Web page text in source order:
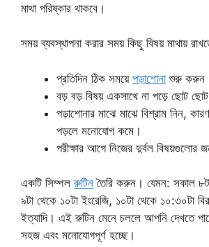
মাথা পরিষ্কার থাকবে।
সময় ব্যবস্থাপনা করার সময় কিছু বিষয় মাথায়
প্রতিদিন ঠিক সময়ে পড়াশোনাশুরু
বড় বড় বিষয় একসাথে না পড়ে ছোট
পড়াশোনার মাঝে মাঝে বিশ্রাম নিন, কারণ
পড়লে মনোযোগ কমে।
পরীক্ষার আগে নিজের দুর্বল বিষয়গুলোর
একটি সিম্পলরুটিনতৈরি করুন। যেমন: সকাল ৮টা
৯টা থেকে ১০টা ইংরেজি, ১০টা থেকে ১০:৩০টা
ইত্যাদি। এই রুটিন মেনে চললে আপনি দেখতে
সহজ এবং মনোযোগপূর্ণ হচ্ছে।